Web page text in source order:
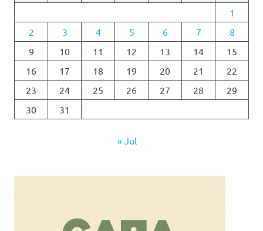
1
2
3 4 5 6 7
8
9
10 11 12 13 14
15
16
17 18 19 20 21
22
23
24 25 26 27 28
29
30
31
« Jul